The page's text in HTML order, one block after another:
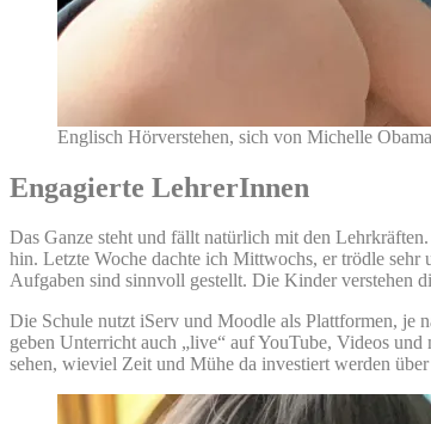
Englisch Hörverstehen, sich von Michelle
Engagierte LehrerInnen
Das Ganze steht und fällt natürlich mit den
hin. Letzte Woche dachte ich Mittwochs, er trödle
Aufgaben sind sinnvoll gestellt. Die Kinder verstehen
Die Schule nutzt iServ und Moodle als Plattformen, je
geben Unterricht auch „live“ auf YouTube, Videos
sehen, wieviel Zeit und Mühe da investiert werden